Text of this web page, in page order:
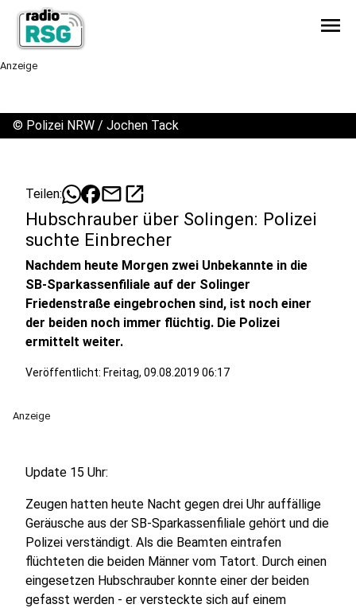
menu
Anzeige
© Polizei NRW / Jochen Tack
Teilen: mailopen_in_new
Hubschrauber über Solingen: Polizei
suchte Einbrecher
Nachdem heute Morgen zwei Unbekannte in die
SB-Sparkassenfiliale auf der Solinger
Friedenstraße eingebrochen sind, ist noch einer
der beiden noch immer flüchtig. Die Polizei
ermittelt weiter.
Veröffentlicht: Freitag, 09.08.2019 06:17
Anzeige
Update 15 Uhr:
Zeugen hatten heute Nacht gegen drei Uhr auffällige
Geräusche aus der SB-Sparkassenfiliale gehört und die
Polizei verständigt. Als die Beamten eintrafen
flüchteten die beiden Männer vom Tatort. Durch einen
eingesetzen Hubschrauber konnte einer der beiden
gefasst werden - er versteckte sich auf einem